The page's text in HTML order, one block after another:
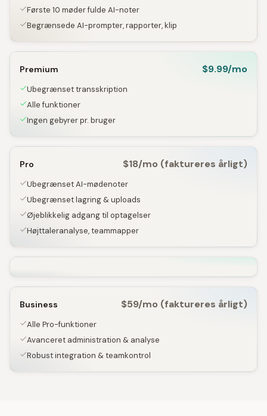
Første 10 møder fulde AI-noter
Begrænsede AI-prompter, rapporter, klip
Premium $9.99/mo
Ubegrænset transskription
Alle funktioner
Ingen gebyrer pr. bruger
Pro $18/mo (faktureres årligt)
Ubegrænset AI-mødenoter
Ubegrænset lagring & uploads
Øjeblikkelig adgang til optagelser
Højttaleranalyse, teammapper
Business $59/mo (faktureres årligt)
Alle Pro-funktioner
Avanceret administration & analyse
Robust integration & teamkontrol